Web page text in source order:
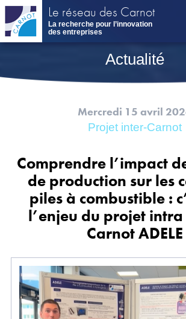
Aller
contenu
principal
Le réseau des Carnot
La recherche pour l’innovation
des entreprises
Actualité
Mercredi 15 avril
Projet inter-Carnot
Comprendre l’impact
de production sur les
piles à combustible :
l’enjeu du projet
Carnot ADELE